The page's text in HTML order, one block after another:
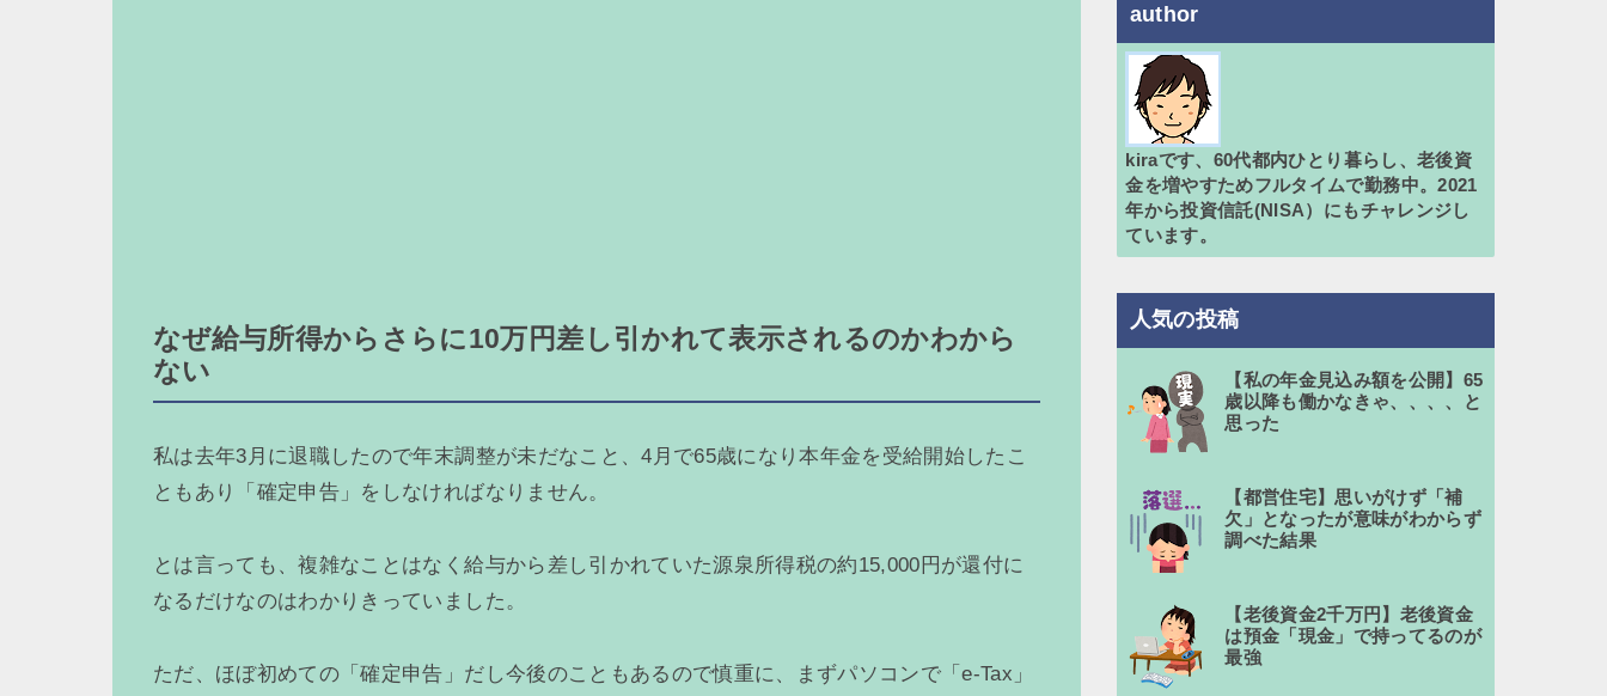
なぜ給与所得からさらに10万円差し引かれて表示されるのかわから
ない
私は去年3月に退職したので年末調整が未だなこと、4月で65歳になり本年金を受給開始したこ
ともあり「確定申告」をしなければなりません。
とは言っても、複雑なことはなく給与から差し引かれていた源泉所得税の約15,000円が還付に
なるだけなのはわかりきっていました。
ただ、ほぼ初めての「確定申告」だし今後のこともあるので慎重に、まずパソコンで「e-Tax」
author
kiraです、60代都内ひとり暮らし、老後資
金を増やすためフルタイムで勤務中。2021
年から投資信託(NISA）にもチャレンジし
ています。
人気の投稿
【私の年金見込み額を公開】65
歳以降も働かなきゃ、、、、と
思った
【都営住宅】思いがけず「補
欠」となったが意味がわからず
調べた結果
【老後資金2千万円】老後資金
は預金「現金」で持ってるのが
最強